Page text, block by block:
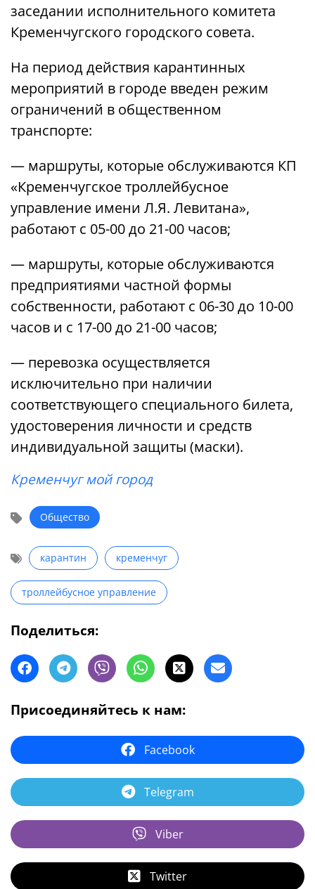
заседании исполнительного комитета
Кременчугского городского совета.
На период действия карантинных
мероприятий в городе введен режим
ограничений в общественном
транспорте:
— маршруты, которые обслуживаются КП
«Кременчугское троллейбусное
управление имени Л.Я. Левитана»,
работают с 05-00 до 21-00 часов;
— маршруты, которые обслуживаются
предприятиями частной формы
собственности, работают с 06-30 до 10-00
часов и с 17-00 до 21-00 часов;
— перевозка осуществляется
исключительно при наличии
соответствующего специального билета,
удостоверения личности и средств
индивидуальной защиты (маски).
Кременчуг мой город
Общество
карантин кременчуг
троллейбусное управление
Поделиться:
Присоединяйтесь к нам:
Facebook
Telegram
Viber
Twitter